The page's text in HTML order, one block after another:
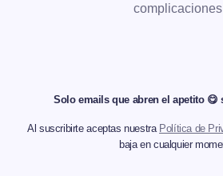
Solo emails que abren el apetito 😋
Al suscribirte aceptas nuestra Política de
baja en cualquier